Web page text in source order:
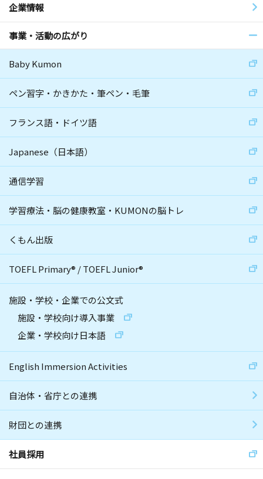
企業情報
事業・活動の広がり
Baby Kumon
ペン習字・かきかた・筆ペン・毛筆
フランス語・ドイツ語
Japanese（日本語）
通信学習
学習療法・脳の健康教室・KUMONの脳トレ
くもん出版
TOEFL Primary® /TOEFL Junior®
施設・学校・企業での公文式
施設・学校向け導入事業
企業・学校向け日本語
English Immersion Activities
自治体・省庁との連携
財団との連携
社員採用